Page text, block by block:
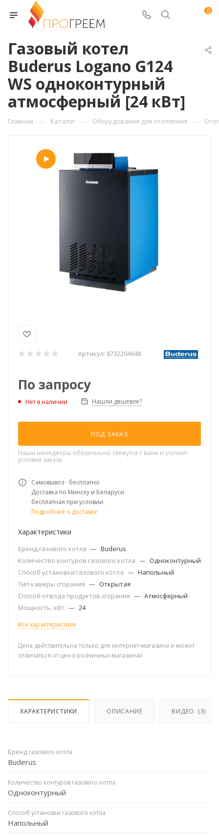
0
Газовый котел
Buderus Logano G124
WS одноконтурный
атмосферный [24 кВт]
Главная — Каталог — Оборудование для отопления —
Артикул: 8732204648
По запросу
Нет в наличии Нашли дешевле?
ПОД ЗАКАЗ
Наши менеджеры обязательно свяжутся с вами и уточнят
условия заказа
Самовывоз - бесплатно
Доставка по Минску и Беларуси
бесплатная при условии.
Подробнее о доставке
Характеристики
Бренд газового котла — Buderus
Количество контуров газового котла — Одноконтурный
Способ установки газового котла — Напольный
Тип камеры сгорания — Открытая
Способ отвода продуктов сгорания — Атмосферный
Мощность, кВт — 24
Все характеристики
Цена действительна только для интернет-магазина и может
отличаться от цен в розничных магазинах
ХАРАКТЕРИСТИКИ ОПИСАНИЕ ВИДЕО (3)
Бренд газового котла
Buderus
Количество контуров газового котла
Одноконтурный
Способ установки газового котла
Напольный